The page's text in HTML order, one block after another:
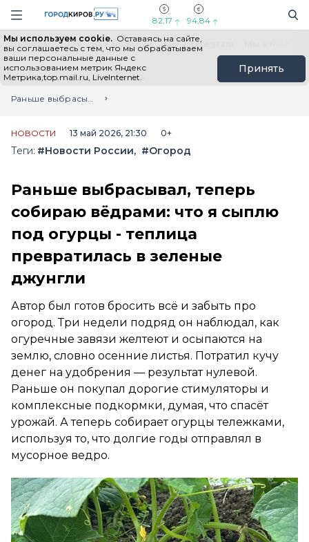
Навигация сайта
82,17 94,84
Мы используем cookie. Оставаясь на сайте,
вы соглашаетесь с тем, что мы обрабатываем
ваши персональные данные с
использованием метрик Яндекс
Метрика,top.mail.ru, LiveInternet.
Принять
Выборы - 2026 Все новости Мы в Telegram
Главная
Лента новостей
Раньше выбрасывал, теперь собираю вёдрами: что я сыплю под огурцы - теплица превратилась в зеленые джунгли
НОВОСТИ 13 май 2026, 21:30 0+
Теги: #Новости России #Огород
Раньше выбрасывал, теперь
собираю вёдрами: что я сыплю
под огурцы - теплица
превратилась в зеленые
джунгли
Автор был готов бросить всё и забыть про
огород. Три недели подряд он наблюдал, как
огуречные завязи желтеют и осыпаются на
землю, словно осенние листья. Потратил кучу
денег на удобрения — результат нулевой.
Раньше он покупал дорогие стимуляторы и
комплексные подкормки, думая, что спасёт
урожай. А теперь собирает огурцы тележками,
используя то, что долгие годы отправлял в
мусорное ведро.